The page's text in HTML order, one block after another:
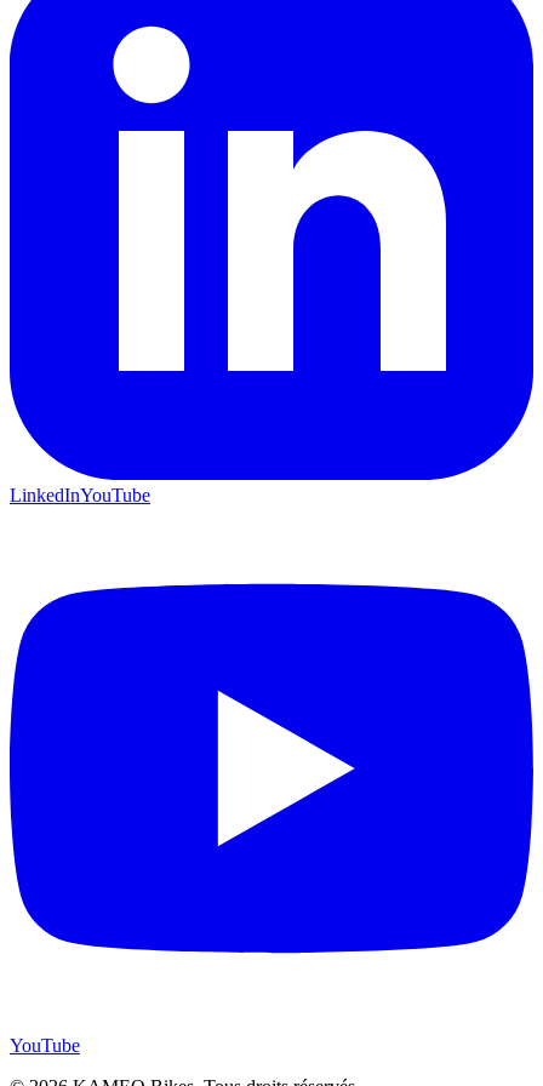
LinkedInYouTube
YouTube